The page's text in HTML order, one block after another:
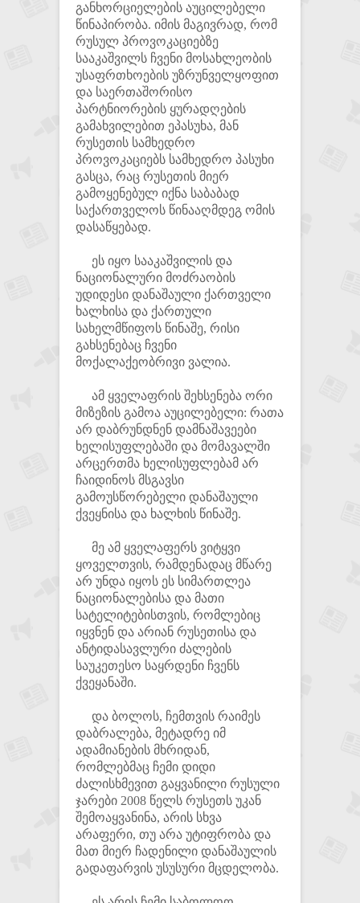
განხორციელების აუცილებელი
წინაპირობა. იმის მაგივრად, რომ
რუსულ პროვოკაციებზე
სააკაშვილს ჩვენი მოსახლეობის
უსაფრთხოების უზრუნველყოფით
და საერთაშორისო
პარტნიორების ყურადღების
გამახვილებით ეპასუხა, მან
რუსეთის სამხედრო
პროვოკაციებს სამხედრო პასუხი
გასცა, რაც რუსეთის მიერ
გამოყენებულ იქნა საბაბად
საქართველოს წინააღმდეგ ომის
დასაწყებად.
ეს იყო სააკაშვილის და
ნაციონალური მოძრაობის
უდიდესი დანაშაული ქართველი
ხალხისა და ქართული
სახელმწიფოს წინაშე, რისი
გახსენებაც ჩვენი
მოქალაქეობრივი ვალია.
ამ ყველაფრის შეხსენება ორი
მიზეზის გამოა აუცილებელი: რათა
არ დაბრუნდნენ დამნაშავეები
ხელისუფლებაში და მომავალში
არცერთმა ხელისუფლებამ არ
ჩაიდინოს მსგავსი
გამოუსწორებელი დანაშაული
ქვეყნისა და ხალხის წინაშე.
მე ამ ყველაფერს ვიტყვი
ყოველთვის, რამდენადაც მწარე
არ უნდა იყოს ეს სიმართლეა
ნაციონალებისა და მათი
სატელიტებისთვის, რომლებიც
იყვნენ და არიან რუსეთისა და
ანტიდასავლური ძალების
საუკეთესო საყრდენი ჩვენს
ქვეყანაში.
და ბოლოს, ჩემთვის რაიმეს
დაბრალება, მეტადრე იმ
ადამიანების მხრიდან,
რომლებმაც ჩემი დიდი
ძალისხმევით გაყვანილი რუსული
ჯარები 2008 წელს რუსეთს უკან
შემოაყვანინა, არის სხვა
არაფერი, თუ არა უტიფრობა და
მათ მიერ ჩადენილი დანაშაულის
გადაფარვის უსუსური მცდელობა.